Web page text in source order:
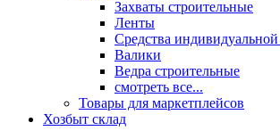
Захваты строительные
Ленты
Средства
Валики
Ведра строительные
смотреть все...
Товары для маркетплейсов
Хозбыт склад